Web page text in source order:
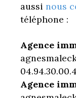
aussi nous
téléphone :
Agence
Agence